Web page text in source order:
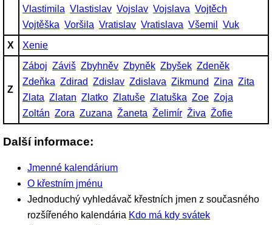
Vlastimila Vlastislav Vojslav Vojslava Vojtěch
Vojtěška Voršila Vratislav Vratislava Všemil
Vuk
X
Xenie
Z
Záboj Záviš Zbyhněv Zbyněk Zbyšek Zdeněk
Zdeňka Zdirad Zdislav Zdislava Zikmund Zina Zita
Zlata Zlatan Zlatko Zlatuše Zlatuška Zoe Zoja
Zoltán Zora Zuzana Žaneta Želimír Živa Žofie
Další informace:
Jmenné kalendárium
O křestním jménu
Jednoduchý vyhledávač křestních jmen z současného
rozšířeného kalendária Kdo má kdy svátek